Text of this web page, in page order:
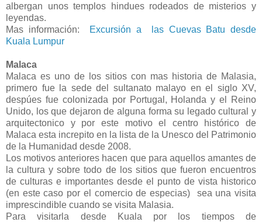
albergan unos templos hindues rodeados de misterios y
leyendas.
Mas información:
Excursión a las Cuevas Batu desde
Kuala Lumpur
Malaca
Malaca es uno de los sitios con mas historia de Malasia,
primero fue la sede del sultanato malayo en el siglo XV,
despúes fue colonizada por Portugal, Holanda y el Reino
Unido, los que dejaron de alguna forma su legado cultural y
arquitectonico y por este motivo el centro histórico de
Malaca esta increpito en la lista de la Unesco del Patrimonio
de la Humanidad desde 2008.
Los motivos anteriores hacen que para aquellos amantes de
la cultura y sobre todo de los sitios que fueron encuentros
de culturas e importantes desde el punto de vista historico
(en este caso por el comercio de especias) sea una visita
imprescindible cuando se visita Malasia.
Para visitarla desde Kuala por los tiempos de